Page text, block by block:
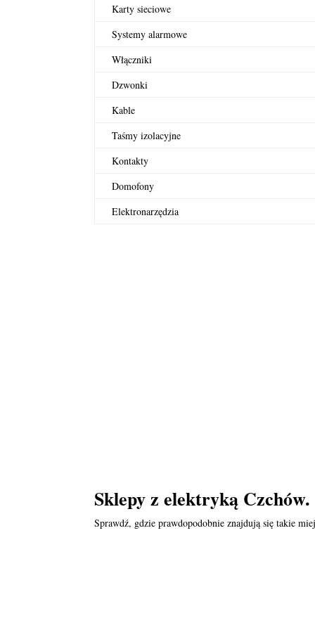
Karty sieciowe
Systemy alarmowe
Włączniki
Dzwonki
Kable
Taśmy izolacyjne
Kontakty
Domofony
Elektronarzędzia
Sklepy z elektryką Czchów.
Sprawdź, gdzie prawdopodobnie znajdują się takie